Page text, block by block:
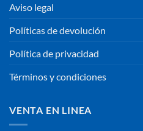
Aviso legal
Políticas de devolución
Política de privacidad
Términos y condiciones
VENTA EN LINEA